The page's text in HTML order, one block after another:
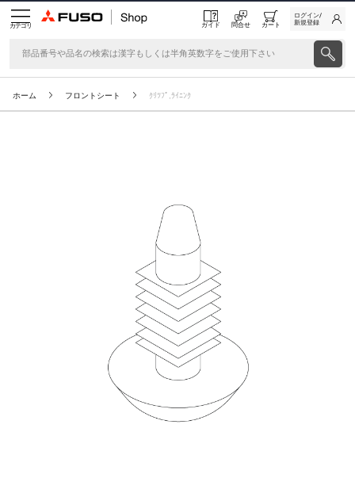
カテゴリ ガイド 問合せ カート
ログイン/
新規登録
ホーム フロントシート ｸﾘﾂﾌﾟ,ﾗｲﾆﾝｸ